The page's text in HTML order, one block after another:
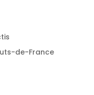
de-France